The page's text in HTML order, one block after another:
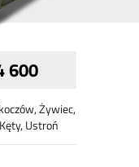
600
Żywiec,
Ustroń